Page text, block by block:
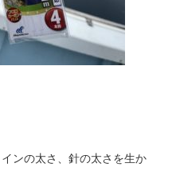
ンの太さ、針の太さを生か